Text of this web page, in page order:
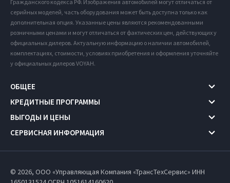
Гражданского кодекса РФ. Изображения автомобилей могут отличаться от
серийных моделей, часть оборудования может быть доступна только как
дополнительная опция. Указанные цены являются рекомендованными
розничными ценами и могут отличаться от фактических цен, действующих у
официальных дилеров. Актуальную информацию о наличии автомобилей,
комплектациях, стоимости, условиях приобретения и оформления уточняйте
у официальных дилеров VOYAH.
ОБЩЕЕ
КРЕДИТНЫЕ ПРОГРАММЫ
ВЫГОДЫ И ЦЕНЫ
СЕРВИСНАЯ ИНФОРМАЦИЯ
© 2026, ООО «Управляющая Компания «ТрансТехСервис» ИНН